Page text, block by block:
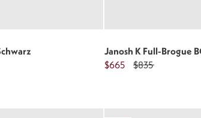
Janosh K Full-Brogue
$665
$835